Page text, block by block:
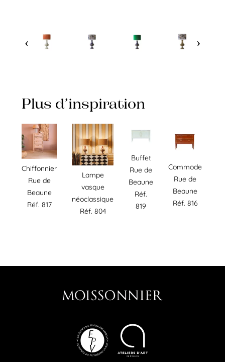
Plus d’inspiration
Chiffonnier
Rue de
Beaune
Réf. 817
Lampe
vasque
néoclassique
Réf. 804
Buffet
Rue de
Beaune
Réf.
819
Commode
Rue de
Beaune
Réf. 816